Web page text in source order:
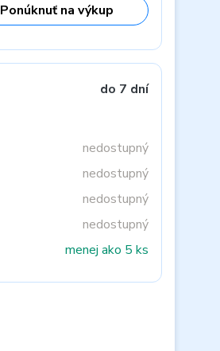
Ponúknuť na výkup
do 7 dní
nedostupný
nedostupný
nedostupný
nedostupný
menej ako 5 ks